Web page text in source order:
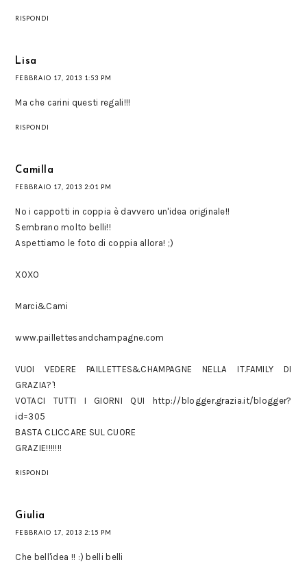
RISPONDI
Lisa
FEBBRAIO 17, 2013 1:53 PM
Ma che carini questi regali!!!
RISPONDI
Camilla
FEBBRAIO 17, 2013 2:01 PM
No i cappotti in coppia è davvero un'idea originale!!
Sembrano molto belli!!
Aspettiamo le foto di coppia allora! ;)
XOXO
Marci&Cami
www.paillettesandchampagne.com
VUOI VEDERE PAILLETTES&CHAMPAGNE NELLA IT.FAMILY DI
GRAZIA?'!
VOTACI TUTTI I GIORNI QUI http://blogger.grazia.it/blogger?
id=305
BASTA CLICCARE SUL CUORE
GRAZIE!!!!!!!
RISPONDI
Giulia
FEBBRAIO 17, 2013 2:15 PM
Che bell'idea !! :) belli belli